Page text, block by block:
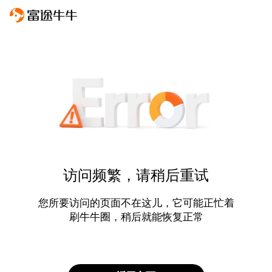
访问频繁，请稍后重试
您所要访问的页面不在这儿，它可能正忙着
刷牛牛圈，稍后就能恢复正常